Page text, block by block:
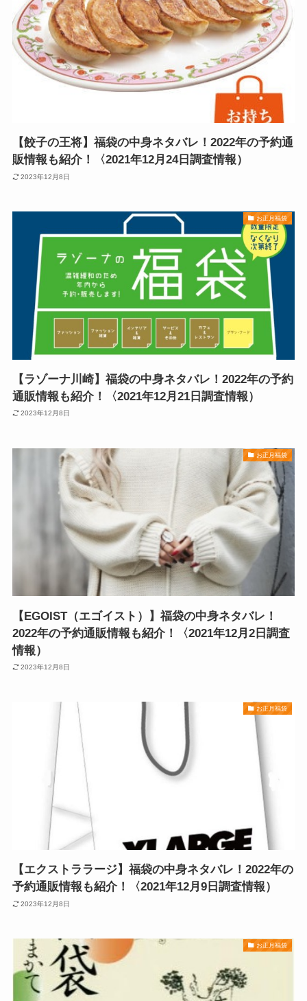
【餃子の王将】福袋の中身ネタバレ！2022年の予約通
販情報も紹介！〈2021年12月24日調査情報）
2023年12月8日
お正月福袋
【ラゾーナ川崎】福袋の中身ネタバレ！2022年の予約
通販情報も紹介！〈2021年12月21日調査情報）
2023年12月8日
お正月福袋
【EGOIST（エゴイスト）】福袋の中身ネタバレ！
2022年の予約通販情報も紹介！〈2021年12月2日調査
情報）
2023年12月8日
お正月福袋
【エクストララージ】福袋の中身ネタバレ！2022年の
予約通販情報も紹介！〈2021年12月9日調査情報）
2023年12月8日
お正月福袋